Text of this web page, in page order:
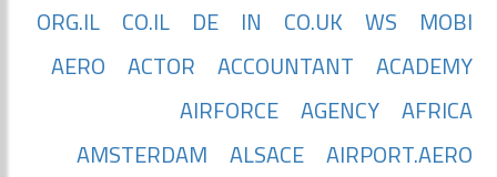
MOBI
WS
CO.UK
IN
DE
CO.IL
ORG.IL
ACADEMY
ACCOUNTANT
ACTOR
AERO
AFRICA
AGENCY
AIRFORCE
AIRPORT.AERO
ALSACE
AMSTERDAM